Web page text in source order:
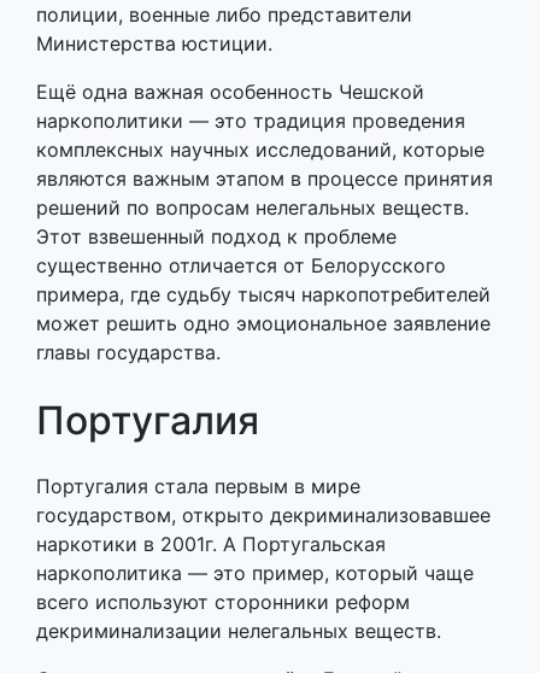
полиции, военные либо представители
Министерства юстиции.
Ещё одна важная особенность Чешской
наркополитики — это традиция проведения
комплексных научных исследований, которые
являются важным этапом в процессе принятия
решений по вопросам нелегальных веществ.
Этот взвешенный подход к проблеме
существенно отличается от Белорусского
примера, где судьбу тысяч наркопотребителей
может решить одно эмоциональное заявление
главы государства.
Португалия
Португалия стала первым в мире
государством, открыто декриминализовавшее
наркотики в 2001г. А Португальская
наркополитика — это пример, который чаще
всего используют сторонники реформ
декриминализации нелегальных веществ.